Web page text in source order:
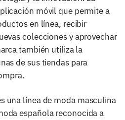
móvil que permite a
en línea, recibir
colecciones y aprovechar
también utiliza la
de sus tiendas para
una línea de moda masculina
española reconocida a